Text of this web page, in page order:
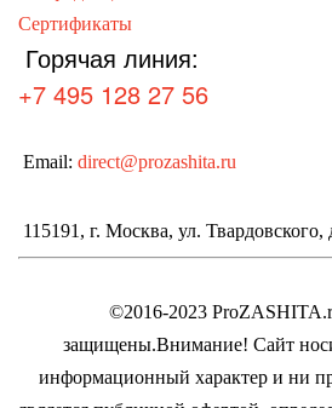
Сертификаты
Горячая линия:
+7 495 128 27 56
Email: direct@prozashita.ru
115191, г. Москва, ул.
©2016-2023
защищены.Внимание! Cайт
информационный характер и ни